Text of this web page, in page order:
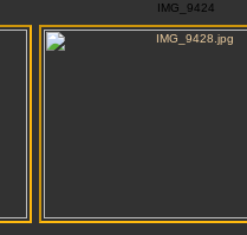
IMG_9424